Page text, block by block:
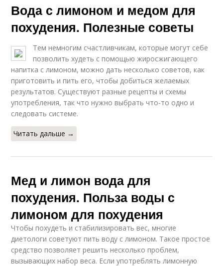
Вода с лимоном и медом для
похудения. Полезные советы
Тем немногим счастливчикам, которые могут себе
позволить худеть с помощью жиросжигающего
напитка с лимоном, можно дать несколько советов, как
приготовить и пить его, чтобы добиться желаемых
результатов. Существуют разные рецепты и схемы
употребления, так что нужно выбрать что-то одно и
следовать системе.
Читать дальше →
Мед и лимон вода для
похудения. Польза воды с
лимоном для похудения
Чтобы похудеть и стабилизировать вес, многие
диетологи советуют пить воду с лимоном. Такое простое
средство позволяет решить несколько проблем,
вызывающих набор веса. Если употреблять лимонную